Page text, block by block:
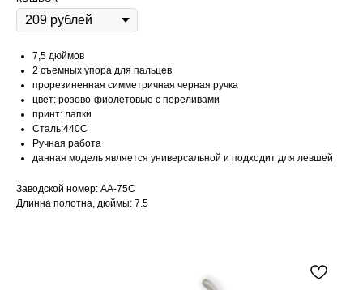
7,5 дюймов
2 съемных упора для пальцев
прорезиненная симметричная черная ручка
цвет: розово-фиолетовые с переливами
принт: лапки
Сталь:440С
Ручная работа
данная модель является универсальной и подходит для левшей
Заводской номер: AA-75C
Длинна полотна, дюймы: 7.5